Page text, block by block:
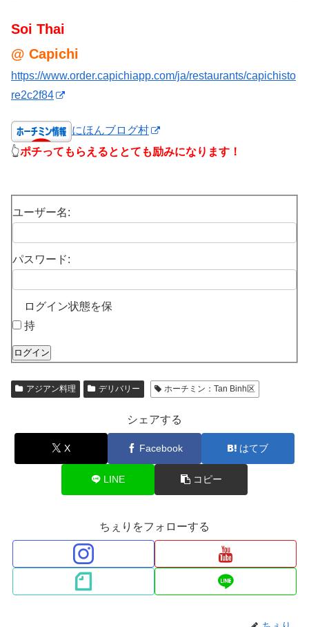
Soi Thai
@ Capichi
https://www.order.capichiapp.com/ja/restaurants/capichisto
re2c2f84
にほんブログ村
👆ポチってもらえるととても励みになります！
ユーザー名:
パスワード:
ログイン状態を保
持
ログイン
アジアン料理 デリバリー ホーチミン：Tan Binh区
シェアする
X Facebook はてブ
LINE コピー
ちぇりをフォローする